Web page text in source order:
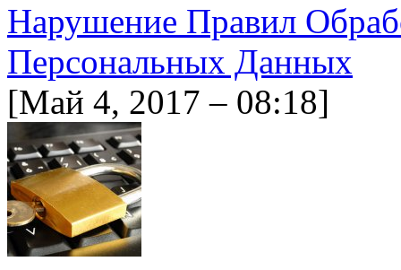
Нарушение Правил
Персональных Данных
[Май 4, 2017 – 08:18]